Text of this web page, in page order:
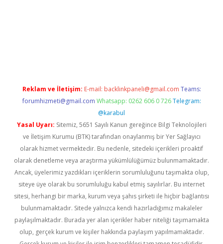
Reklam ve İletişim: E-mail: backlinkpaneli@gmail.com Teams:
forumhizmeti@gmail.com Whatsapp: 0262 606 0 726 Telegram:
@karabul
Yasal Uyarı: Sitemiz, 5651 Sayılı Kanun gereğince Bilgi Teknolojileri
ve İletişim Kurumu (BTK) tarafından onaylanmış bir Yer Sağlayıcı
olarak hizmet vermektedir. Bu nedenle, sitedeki içerikleri proaktif
olarak denetleme veya araştırma yükümlülüğümüz bulunmamaktadır.
Ancak, üyelerimiz yazdıkları içeriklerin sorumluluğunu taşımakta olup,
siteye üye olarak bu sorumluluğu kabul etmiş sayılırlar. Bu internet
sitesi, herhangi bir marka, kurum veya şahıs şirketi ile hiçbir bağlantısı
bulunmamaktadır. Sitede yalnızca kendi hazırladığımız makaleler
paylaşılmaktadır. Burada yer alan içerikler haber niteliği taşımamakta
olup, gerçek kurum ve kişiler hakkında paylaşım yapılmamaktadır.